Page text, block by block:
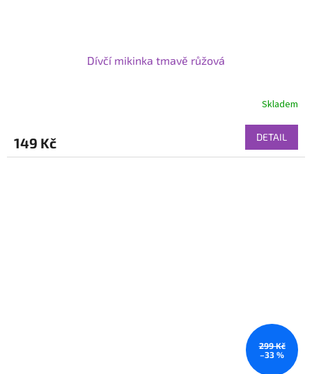
Dívčí mikinka tmavě růžová
Skladem
149 Kč DETAIL
299 Kč
–33 %